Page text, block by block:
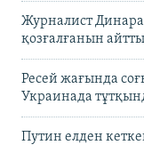
Журналист Динара
қозғалғанын
Ресей жағында
Украинада
Путин елден